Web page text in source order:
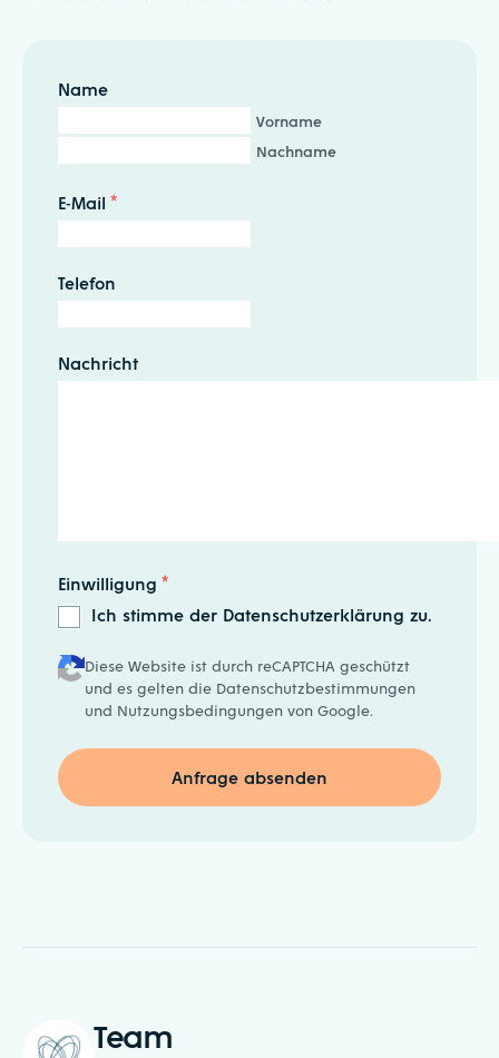
Name
Vorname
Nachname
E-Mail *
Telefon
Nachricht
Einwilligung *
Ich stimme der Datenschutzerklärung zu.
Diese Website ist durch reCAPTCHA geschützt
und es gelten die Datenschutzbestimmungen
und Nutzungsbedingungen von Google.
Team